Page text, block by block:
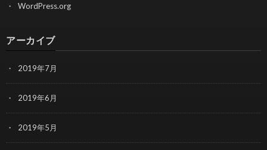
WordPress.org
アーカイブ
2019年7月
2019年6月
2019年5月